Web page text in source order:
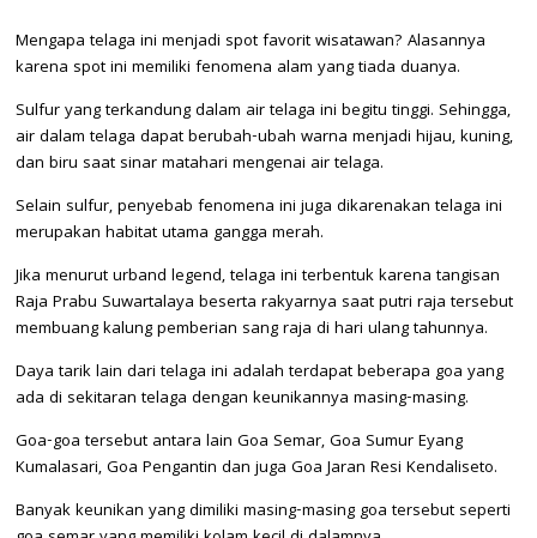
Mengapa telaga ini menjadi spot favorit wisatawan? Alasannya
karena spot ini memiliki fenomena alam yang tiada duanya.
Sulfur yang terkandung dalam air telaga ini begitu tinggi. Sehingga,
air dalam telaga dapat berubah-ubah warna menjadi hijau, kuning,
dan biru saat sinar matahari mengenai air telaga.
Selain sulfur, penyebab fenomena ini juga dikarenakan telaga ini
merupakan habitat utama gangga merah.
Jika menurut urband legend, telaga ini terbentuk karena tangisan
Raja Prabu Suwartalaya beserta rakyarnya saat putri raja tersebut
membuang kalung pemberian sang raja di hari ulang tahunnya.
Daya tarik lain dari telaga ini adalah terdapat beberapa goa yang
ada di sekitaran telaga dengan keunikannya masing-masing.
Goa-goa tersebut antara lain Goa Semar, Goa Sumur Eyang
Kumalasari, Goa Pengantin dan juga Goa Jaran Resi Kendaliseto.
Banyak keunikan yang dimiliki masing-masing goa tersebut seperti